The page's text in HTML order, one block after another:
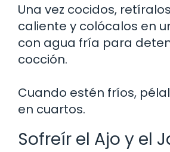
Una vez cocidos,
caliente y colócalos en
con agua fría para
cocción.
Cuando estén fríos,
en cuartos.
Sofreír el Ajo y el